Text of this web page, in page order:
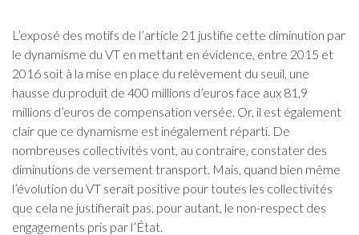
L’exposé des motifs de l’article 21 justifie cette diminution par
le dynamisme du VT en mettant en évidence, entre 2015 et
2016 soit à la mise en place du relèvement du seuil, une
hausse du produit de 400 millions d’euros face aux 81,9
millions d’euros de compensation versée. Or, il est également
clair que ce dynamisme est inégalement réparti. De
nombreuses collectivités vont, au contraire, constater des
diminutions de versement transport. Mais, quand bien même
l’évolution du VT serait positive pour toutes les collectivités
que cela ne justifierait pas, pour autant, le non-respect des
engagements pris par l’État.